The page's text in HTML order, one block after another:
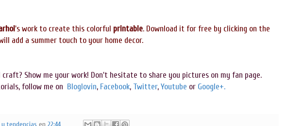
's work to create this colorful printable. Download it for free by clicking on the
add a summer touch to your home decor.
craft? Show me your work! Don't hesitate to share you pictures on my fan page.
follow me on Bloglovin, Facebook, Twitter,Youtube or Google+.
tendencias en 22:44